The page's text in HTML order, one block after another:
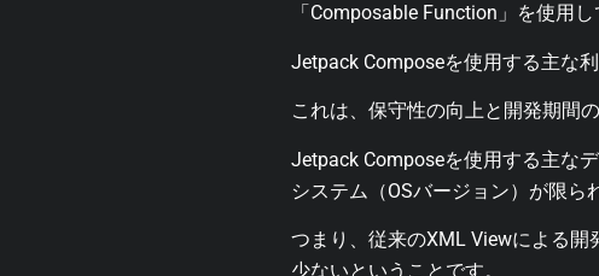
「Composable Function」を使用
Jetpack Composeを使用する主な
これは、保守性の向上と開発期間
Jetpack Composeを使用する主な
システム（OSバージョン）が限ら
つまり、従来のXML Viewによる
少ないということです。